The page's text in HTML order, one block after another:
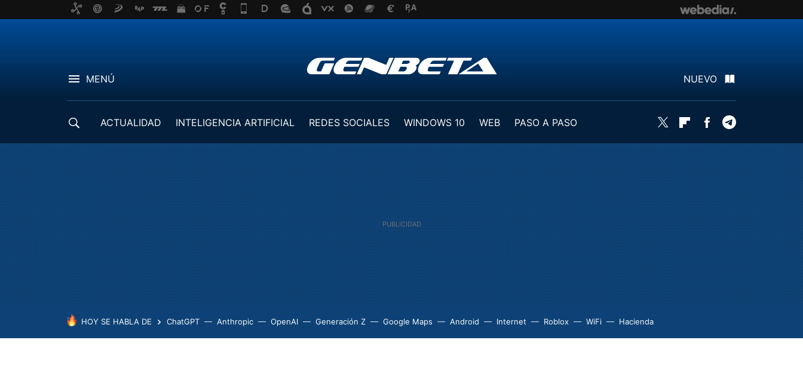
MENÚ NUEVO
ACTUALIDAD INTELIGENCIA ARTIFICIAL REDES SOCIALES WINDOWS 10 WEB
PASO A PASO
Twitter FlipboardFacebook
HOY SE HABLA DE ChatGPT Anthropic OpenAI Generación Z Google Maps Android Internet Roblox WiFi Hacienda